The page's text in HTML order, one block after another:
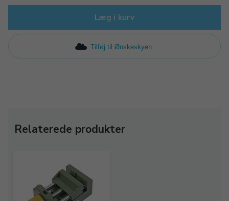
Læg i kurv
Tilføj til Ønskeskyen
Relaterede produkter